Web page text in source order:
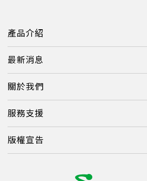
產品介紹
最新消息
關於我們
服務支援
版權宣告